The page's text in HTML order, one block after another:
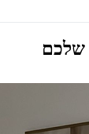
שלכם